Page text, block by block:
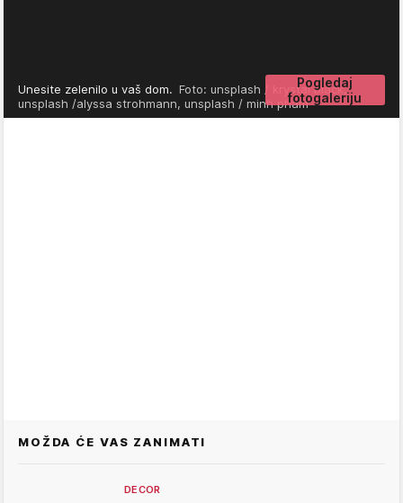
Pogledaj
fotogaleriju
Unesite zelenilo u vaš dom. Foto: unsplash / krystal black,
unsplash /alyssa strohmann, unsplash / minh pham
MOŽDA ĆE VAS ZANIMATI
DECOR